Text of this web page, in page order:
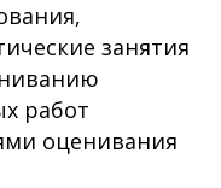
занятия
работ
оценивания